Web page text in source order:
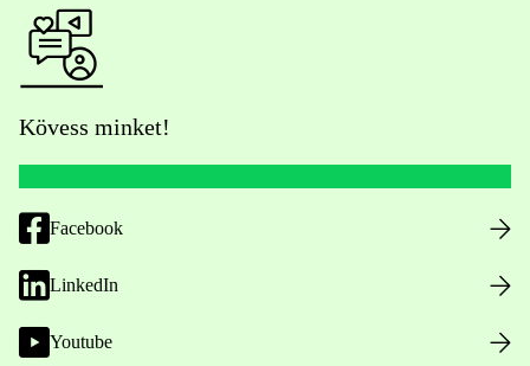
Kövess minket!
Facebook
LinkedIn
Youtube